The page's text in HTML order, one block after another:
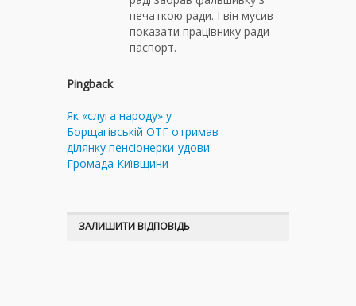
печаткою ради. І він мусив
показати працівнику ради
паспорт.
Pingback
Як «слуга народу» у
Борщагівській ОТГ отримав
ділянку пенсіонерки-удови -
Громада Київщини
ЗАЛИШИТИ ВІДПОВІДЬ